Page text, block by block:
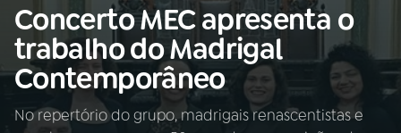
Buscar
na
Rádio
MEC
Buscar
Início AO VIVO
Concerto MEC apresenta o
trabalho do Madrigal
Contemporâneo
No repertório do grupo, madrigais renascentistas e